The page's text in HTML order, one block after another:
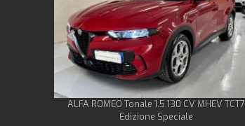
ALFA ROMEO Tonale 1.5 130 CV MHEV TCT7
Edizione Speciale